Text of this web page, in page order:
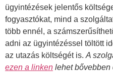
ügyintézések jelentős
fogyasztókat, mind a
több ennél, a
adni az ügyintézéssel töltött
az utazás költségét is. A
ezen a linken lehet bővebben